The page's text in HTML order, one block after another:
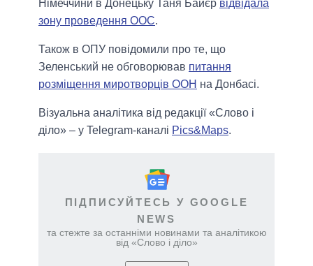
Німеччини в Донецьку Таня Байєр відвідала
зону проведення ООС.
Також в ОПУ повідомили про те, що
Зеленський не обговорював питання
розміщення миротворців ООН на Донбасі.
Візуальна аналітика від редакції «Слово і
діло» – у Telegram-каналі Pics&Maps.
ПІДПИСУЙТЕСЬ У GOOGLE
NEWS
та стежте за останніми новинами та аналітикою
від «Слово і діло»